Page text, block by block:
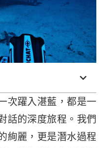
次躍入湛藍，都是一
話的深度旅程。我們
絢麗，更是潛水過程